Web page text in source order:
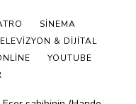
SINEMA
& DIJITAL
YOUTUBE